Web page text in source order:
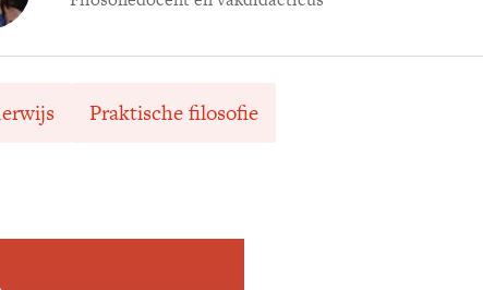
Praktische filosofie